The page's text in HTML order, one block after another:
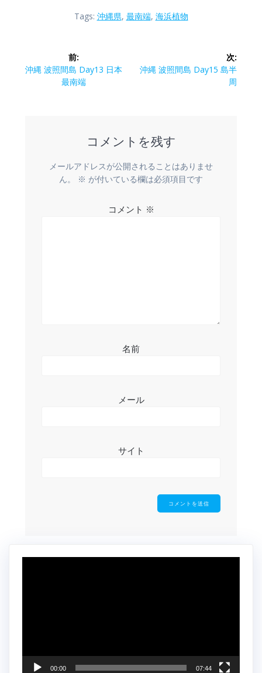
Tags: 沖縄県, 最南端, 海浜植物
稿
前:
前
沖縄 波照間島 Day13 日本
最南端
次:
次
沖縄 波照間島 Day15 島半
周
コメントを残す
メールアドレスが公開されることはありませ
ん。
※ が付いている欄は必須項目です
コメント ※
名前
メール
サイト
00:00 07:44